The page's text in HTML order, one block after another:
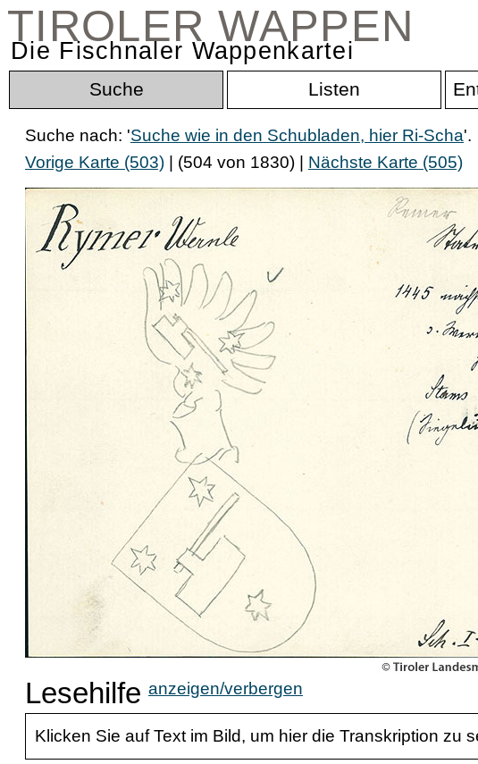
TIROLER WAPPEN
Die Fischnaler Wappenkartei
Suche Listen
Suche nach: 'Suche wie in den Schubladen, hier Ri-Scha'.
Vorige Karte (503) | (504 von 1830) | Nächste Karte (505)
Lesehilfe anzeigen/verbergen
Klicken Sie auf Text im Bild, um hier die Transkription zu